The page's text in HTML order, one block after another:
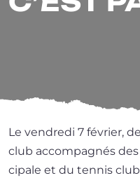
Le ven­dre­di 7 février,
club accom­pa­gnés
ci­pale et du ten­nis